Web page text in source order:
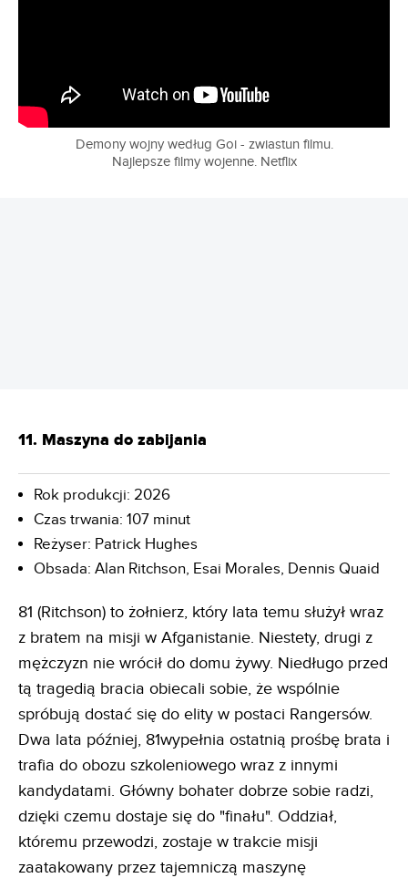
Demony wojny według Goi - zwiastun filmu.
Najlepsze filmy wojenne. Netflix
11. Maszyna do zabijania
Rok produkcji: 2026
Czas trwania: 107 minut
Reżyser: Patrick Hughes
Obsada: Alan Ritchson, Esai Morales, Dennis Quaid
81 (Ritchson) to żołnierz, który lata temu służył wraz
z bratem na misji w Afganistanie. Niestety, drugi z
mężczyzn nie wrócił do domu żywy. Niedługo przed
tą tragedią bracia obiecali sobie, że wspólnie
spróbują dostać się do elity w postaci Rangersów.
Dwa lata później, 81wypełnia ostatnią prośbę brata i
trafia do obozu szkoleniowego wraz z innymi
kandydatami. Główny bohater dobrze sobie radzi,
dzięki czemu dostaje się do "finału". Oddział,
któremu przewodzi, zostaje w trakcie misji
zaatakowany przez tajemniczą maszynę